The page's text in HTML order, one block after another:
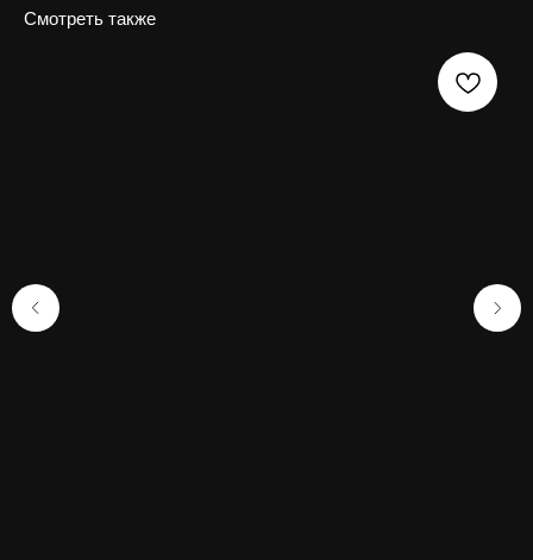
Смотреть также